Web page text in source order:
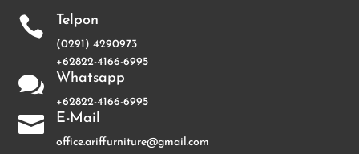
 Telpon
(0291) 4290973
+62822-4166-6995
 Whatsapp
+62822-4166-6995
 E-Mail
office.ariffurniture@gmail.com